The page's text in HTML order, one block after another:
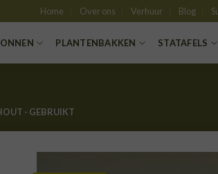
Home Over ons Verhuur Blog
PLANTENBAKKEN STATAFELS
- GEBRUIKT